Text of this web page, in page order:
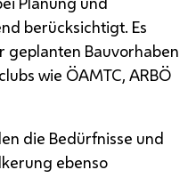
berücksichtigt. Es
Bauvorhaben
wie ÖAMTC, ARBÖ
die Bedürfnisse und
ebenso